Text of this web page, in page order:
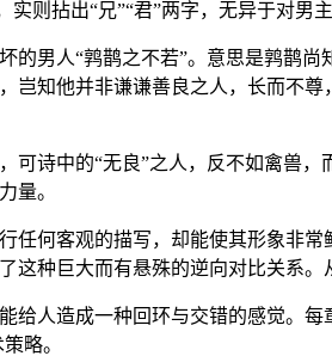
则拈出“兄”“君”两字，无异于对男
男人“鹑鹊之不若”。意思是鹑鹊
岂知他并非谦谦善良之人，长而不
诗中的“无良”之人，反不如禽兽
量。
任何客观的描写，却能使其形象非
这种巨大而有悬殊的逆向对比关系
给人造成一种回环与交错的感觉。
略。